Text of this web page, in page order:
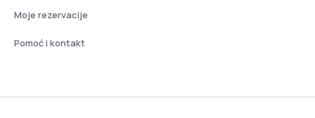
Moje rezervacije
Pomoć i kontakt